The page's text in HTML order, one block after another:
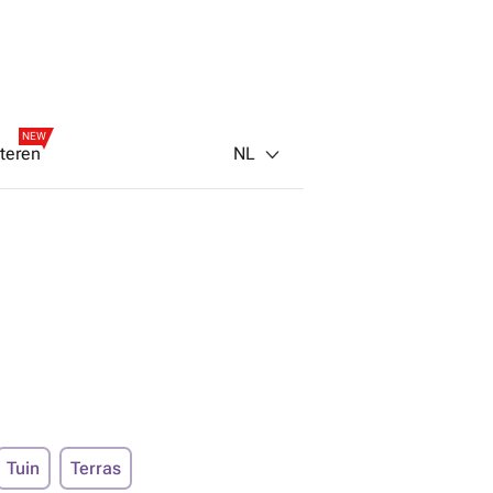
NEW
NL
Tuin Terras